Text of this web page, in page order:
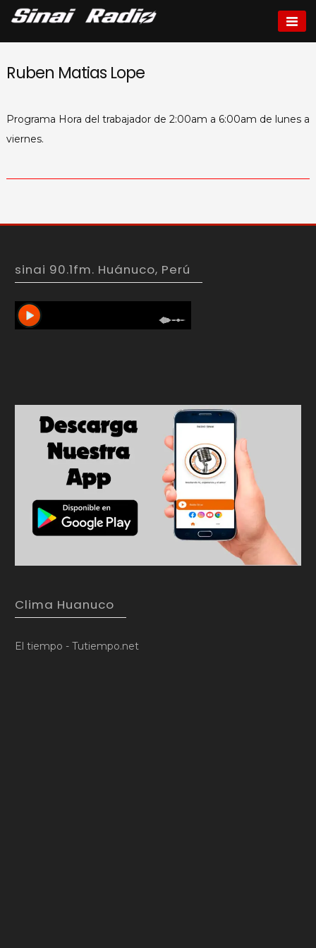
Skip
Sinai radio
Ruben Matias Lope
Programa Hora del trabajador de 2:00am a 6:00am de lunes a
viernes.
sinai 90.1fm. Huánuco, Perú
Clima Huanuco
El tiempo - Tutiempo.net